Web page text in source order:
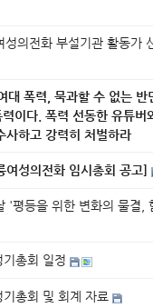
성의전화 부설기관 활동가
대 폭력, 묵과할 수 없는 반
이다. 폭력 선동한 유튜버
사하고 강력히 처벌하라
여성의전화 임시총회 공고]
'평등을 위한 변화의 물결,
총회 일정
총회 및 회계 자료